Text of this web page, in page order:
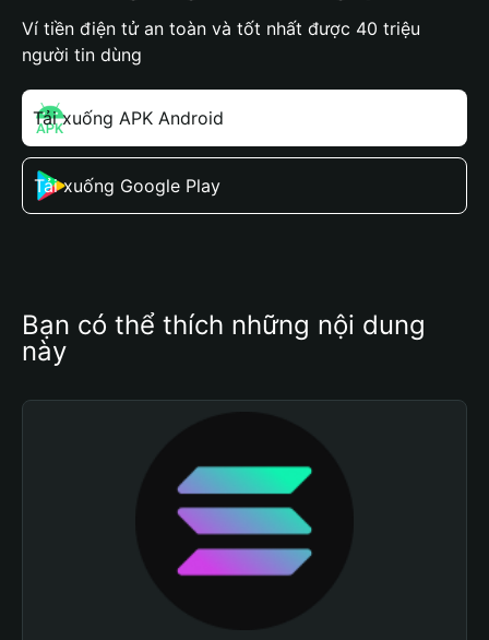
Ví tiền điện tử an toàn và tốt nhất được 40 triệu
người tin dùng
Tải xuống APK Android
Tải xuống Google Play
Bạn có thể thích những nội dung
này